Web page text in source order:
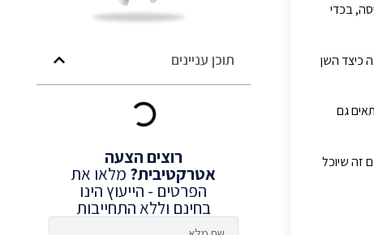
ניתן לווסת לנגיסה. מדובר על שיטה משנות ה-40 שחזרה לשימוש בשנות ה-70 ובבסיסה, בכדי
כיצד השן
מתאים גם
זה שיוכל
תוכן עניינים
רוציםהצעה
אטרקטיבית? מלאו את
הפרטים - הייעוץ הינו
בחינם וללא התחייבות